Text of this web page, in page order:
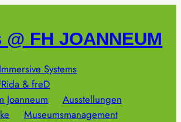
FH JOANNEUM
Systems
& freD
Joanneum
Ausstellungen
Museumsmanagement